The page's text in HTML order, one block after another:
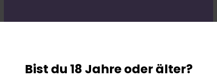
Bist du 18 Jahre oder älter?
die